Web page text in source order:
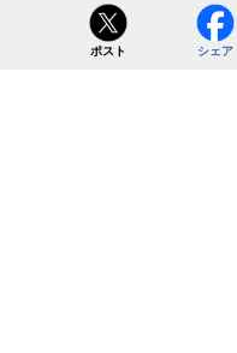
ポスト シェア